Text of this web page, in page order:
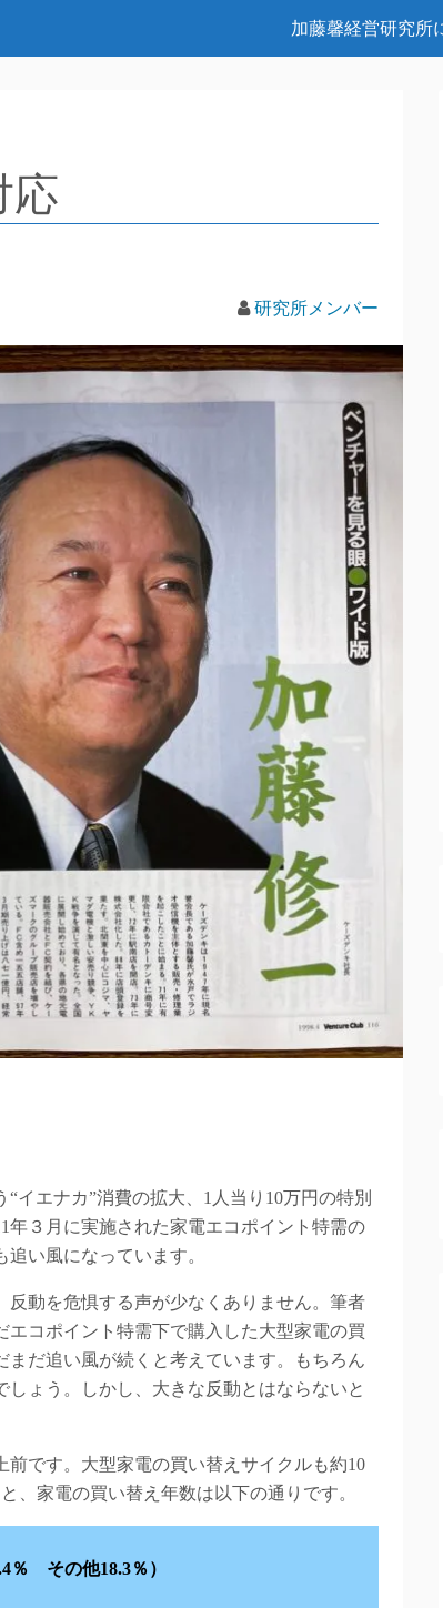
加藤馨経営研究所
応
研究所メンバー
イエナカ”消費の拡大、1人当り10万円の特別
年３月に実施された家電エコポイント特需の
い風になっています。
動を危惧する声が少なくありません。筆者
コポイント特需下で購入した大型家電の買
だ追い風が続くと考えています。もちろん
ょう。しかし、大きな反動とはならないと
です。大型家電の買い替えサイクルも約10
、家電の買い替え年数は以下の通りです。
その他18.3％）